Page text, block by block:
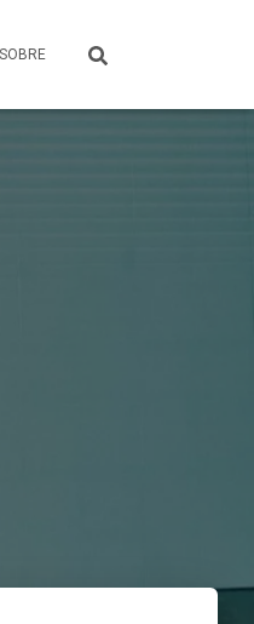
SOBRE